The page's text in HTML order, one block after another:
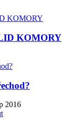
KOMORY
2016